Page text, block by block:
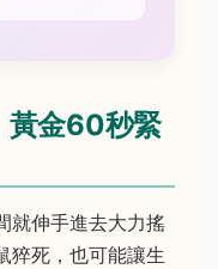
黃金60秒緊
就伸手進去大力搖
猝死，也可能讓生